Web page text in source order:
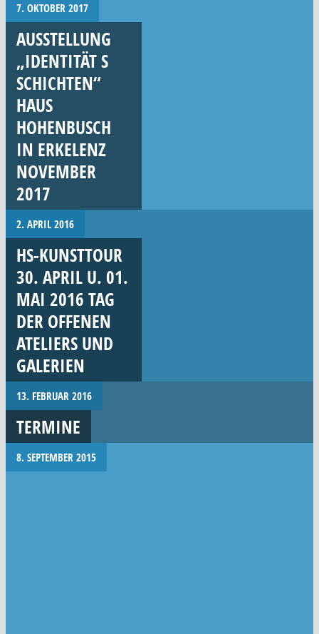
7. OKTOBER 2017
AUSSTELLUNG
„IDENTITÄT S
SCHICHTEN“
HAUS
HOHENBUSCH
IN ERKELENZ
NOVEMBER
2017
2. APRIL 2016
HS-KUNSTTOUR
30. APRIL U. 01.
MAI 2016 TAG
DER OFFENEN
ATELIERS UND
GALERIEN
13. FEBRUAR 2016
TERMINE
8. SEPTEMBER 2015